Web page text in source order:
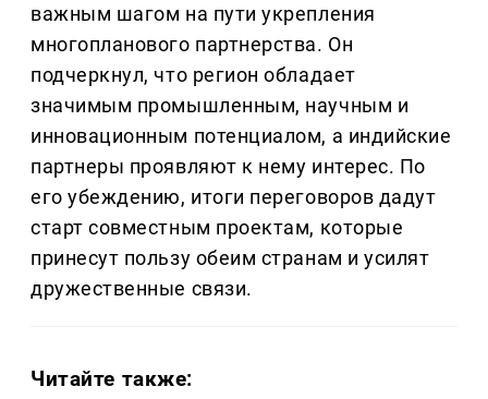
важным шагом на пути укрепления
многопланового партнерства. Он
подчеркнул, что регион обладает
значимым промышленным, научным и
инновационным потенциалом, а индийские
партнеры проявляют к нему интерес. По
его убеждению, итоги переговоров дадут
старт совместным проектам, которые
принесут пользу обеим странам и усилят
дружественные связи.
Читайте также: